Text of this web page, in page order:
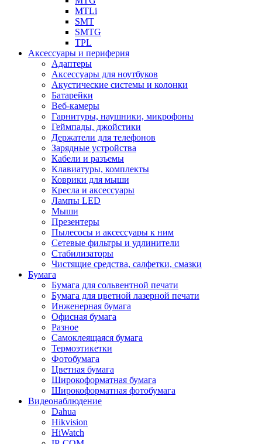
MTLi
SMT
SMTG
TPL
Аксессуары и периферия
Адаптеры
Аксессуары для ноутбуков
Акустические системы и колонки
Батарейки
Веб-камеры
Гарнитуры, наушники, микрофоны
Геймпады, джойстики
Держатели для телефонов
Зарядные устройства
Кабели и разъемы
Клавиатуры, комплекты
Коврики для мыши
Кресла и аксессуары
Лампы LED
Мыши
Презентеры
Пылесосы и аксессуары к ним
Сетевые фильтры и удлинители
Стабилизаторы
Чистящие средства, салфетки, смазки
Бумага
Бумага для сольвентной печати
Бумага для цветной лазерной печати
Инженерная бумага
Офисная бумага
Разное
Самоклеящаяся бумага
Термоэтикетки
Фотобумага
Цветная бумага
Широкоформатная бумага
Широкоформатная фотобумага
Видеонаблюдение
Dahua
Hikvision
HiWatch